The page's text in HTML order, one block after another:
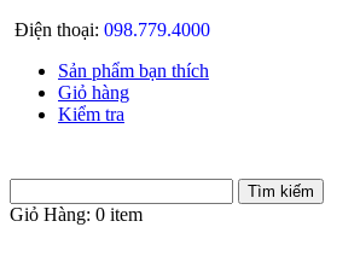
Điện thoại: 098.779.4000
Sản phẩm bạn thích
Giỏ hàng
Kiểm tra
Giỏ Hàng: 0 item